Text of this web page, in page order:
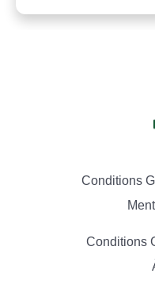
Conditions
Conditions